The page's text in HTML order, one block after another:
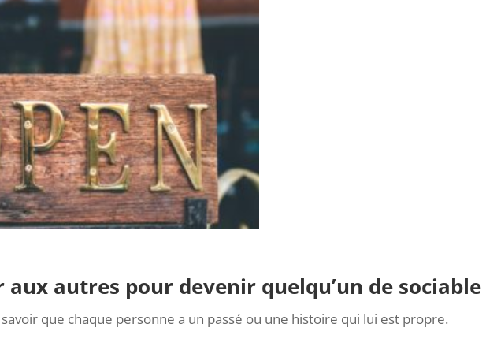
aux autres pour devenir quelqu’un de sociable
que chaque personne a un passé ou une histoire qui lui est propre.